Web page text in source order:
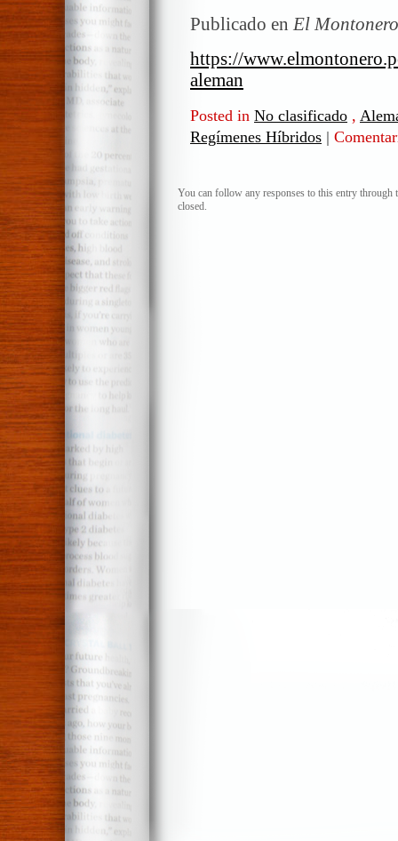
Publicado en El Montonero
https://
aleman
Posted in No clasificado ,
Regímenes Híbridos |
You can follow any responses to this entry through
closed.